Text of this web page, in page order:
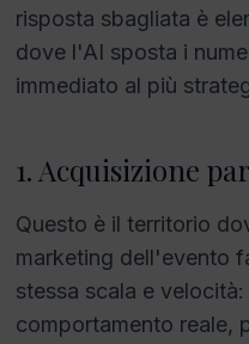
risposta sbagliata è
dove l'AI sposta i
immediato al più
1. Acquisizione
Questo è il territorio
marketing dell'evento
stessa scala e
comportamento reale,